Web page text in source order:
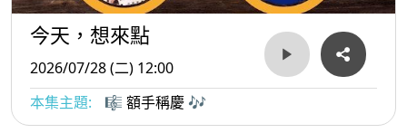
今天，想來點
2026/07/28 (二) 12:00
本集主題:
🎼 額手稱慶 🎶